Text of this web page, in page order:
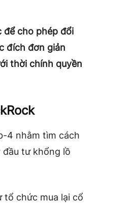
để cho phép đổi
đích đơn giản
thời chính quyền
4 nhằm tìm cách
tư khổng lồ
tổ chức mua lại cổ